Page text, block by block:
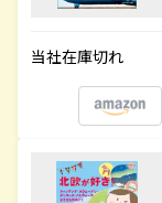
当社在庫切れ